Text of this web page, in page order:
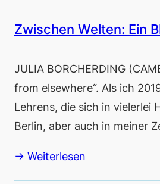
Zwischen Welten: Ein
JULIA BORCHERDING
from elsewhere“. Als ich
Lehrens, die sich in vielerlei
Berlin, aber auch in meiner
→ Weiterlesen